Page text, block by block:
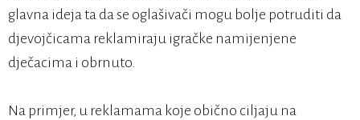
glavna ideja ta da se oglašivači mogu bolje potruditi da
djevojčicama reklamiraju igračke namijenjene
dječacima i obrnuto.
Na primjer, u reklamama koje obično ciljaju na